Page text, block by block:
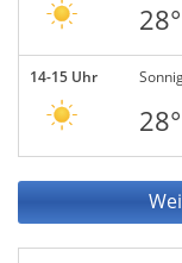
28°
14-15 Uhr
28°